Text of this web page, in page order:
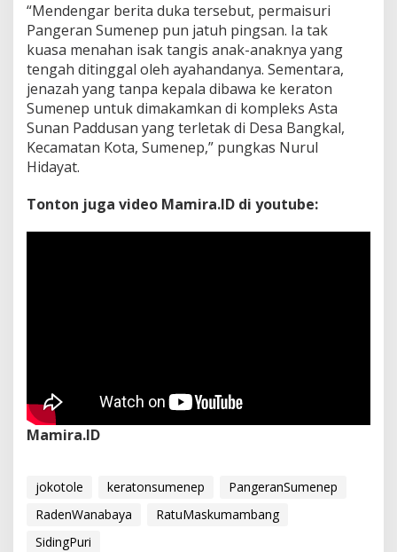
“Mendengar berita duka tersebut, permaisuri
Pangeran Sumenep pun jatuh pingsan. Ia tak
kuasa menahan isak tangis anak-anaknya yang
tengah ditinggal oleh ayahandanya. Sementara,
jenazah yang tanpa kepala dibawa ke keraton
Sumenep untuk dimakamkan di kompleks Asta
Sunan Paddusan yang terletak di Desa Bangkal,
Kecamatan Kota, Sumenep,” pungkas Nurul
Hidayat.
Tonton juga video Mamira.ID di youtube:
Mamira.ID
jokotole keratonsumenep
PangeranSumenep
RadenWanabaya
RatuMaskumambang
SidingPuri